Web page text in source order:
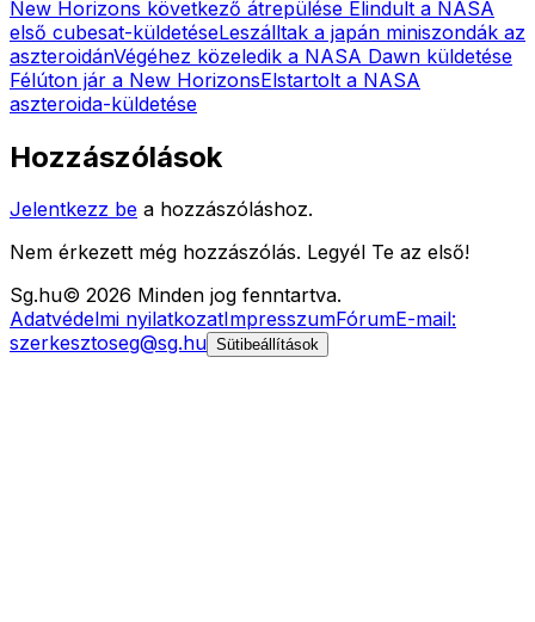
New Horizons következő átrepülése Elindult a NASA
első cubesat-küldetéseLeszálltak a japán miniszondák az
aszteroidánVégéhez közeledik a NASA Dawn küldetése
Félúton jár a New HorizonsElstartolt a NASA
aszteroida-küldetése
Hozzászólások
Jelentkezz be a hozzászóláshoz.
Nem érkezett még hozzászólás. Legyél Te az első!
Sg.hu© 2026 Minden jog fenntartva.
Adatvédelmi nyilatkozatImpresszumFórumE-mail:
szerkesztoseg@sg.hu Sütibeállítások